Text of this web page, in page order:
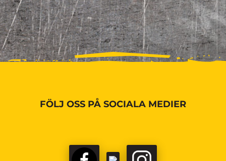
FÖLJ OSS PÅ SOCIALA MEDIER